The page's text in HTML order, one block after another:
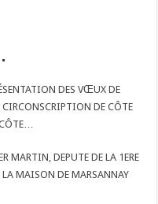
DES VŒUX DE
CIRCONSCRIPTION DE CÔTE
CÔTE…
MARTIN, DEPUTE DE LA 1ERE
MAISON DE MARSANNAY